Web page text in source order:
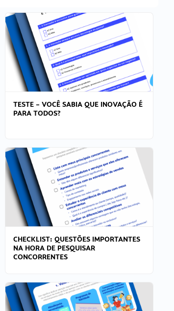
TESTE – VOCÊ SABIA QUE INOVAÇÃO É
PARA TODOS?
CHECKLIST: QUESTÕES IMPORTANTES
NA HORA DE PESQUISAR
CONCORRENTES